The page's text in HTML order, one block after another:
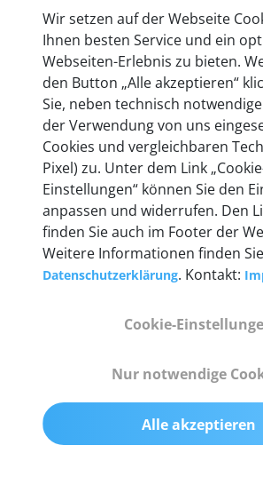
In den Kfz-Diagnosegeräten von
mehr als 10 Jahre Erfahrung, und
entwickeln wir unsere Produkte
Berlin laufend weiter. Auf diese
heute mehr als 60.000
Unternehmen.
Technische
Lieferumfang
Abmessungen
Gewicht
200 g
Wir setzen auf der Webseite
Ihnen besten Service und ein
Webseiten-Erlebnis zu bieten.
den Button „Alle akzeptieren“
Sie, neben technisch
der Verwendung von uns
Cookies und vergleichbaren
Pixel) zu. Unter dem Link
Einstellungen“ können Sie den
anpassen und widerrufen. Den
finden Sie auch im Footer der
Weitere Informationen finden
Datenschutzerklärung. Kontakt:
Cookie-
Nur notwendige
Alle akzeptieren